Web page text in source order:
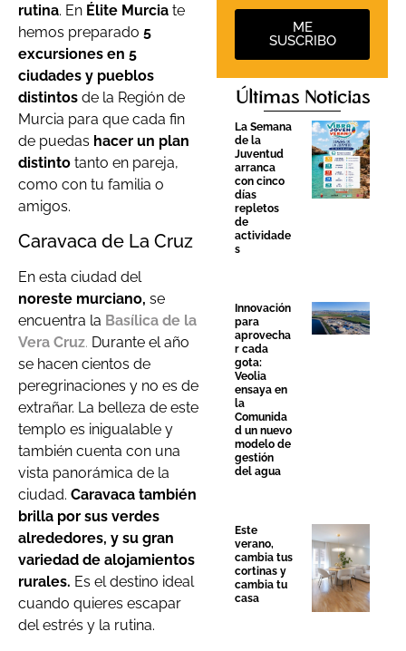
rutina. En Élite Murcia te
hemos preparado 5
excursiones en 5
ciudades y pueblos
distintos de la Región de
Murcia para que cada fin
de puedas hacer un plan
distinto tanto en pareja,
como con tu familia o
amigos.
Caravaca de La Cruz
En esta ciudad del
noreste murciano, se
encuentra la Basílica de la
Vera Cruz. Durante el año
se hacen cientos de
peregrinaciones y no es de
extrañar. La belleza de este
templo es inigualable y
también cuenta con una
vista panorámica de la
ciudad. Caravaca también
brilla por sus verdes
alrededores, y su gran
variedad de alojamientos
rurales. Es el destino ideal
cuando quieres escapar
del estrés y la rutina.
ME
SUSCRIBO
Últimas Noticias
La Semana
de la
Juventud
arranca
con cinco
días
repletos
de
actividade
s
Innovación
para
aprovecha
r cada
gota:
Veolia
ensaya en
la
Comunida
d un nuevo
modelo de
gestión
del agua
Este
verano,
cambia tus
cortinas y
cambia tu
casa